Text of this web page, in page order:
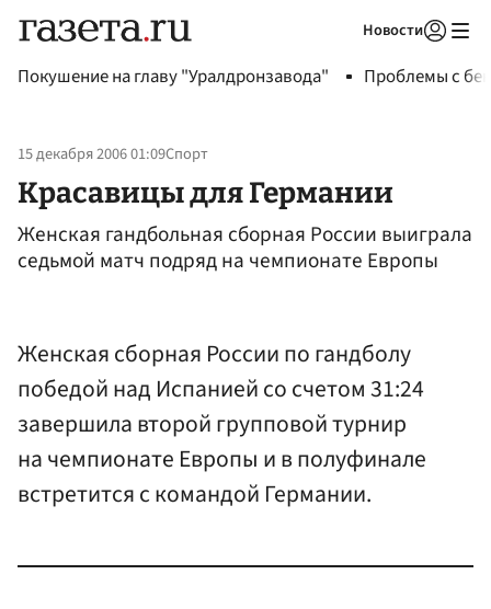
Новости
Покушение на главу "Уралдронзавода" Проблемы с
15 декабря 2006 01:09Спорт
Красавицы для Германии
Женская гандбольная сборная России выиграла
седьмой матч подряд на чемпионате Европы
Женская сборная России по гандболу
победой над Испанией со счетом 31:24
завершила второй групповой турнир
на чемпионате Европы и в полуфинале
встретится с командой Германии.